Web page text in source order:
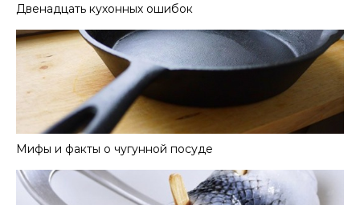
Двенадцать кухонных ошибок
Мифы и факты о чугунной посуде